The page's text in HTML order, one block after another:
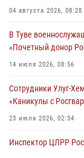
забега
04 августа 2026, 08:28
В Туве
«Почетный донор
14 июля 2026, 08:56
Сотрудники Улуг-
«Каникулы с
23 июля 2026, 02:34
Инспектор ЦЛРР